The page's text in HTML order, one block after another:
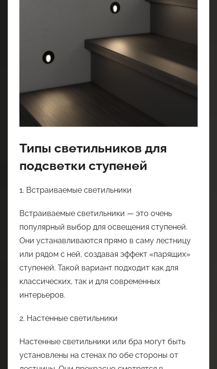
Типы светильников для
подсветки ступеней
1. Встраиваемые светильники
Встраиваемые светильники — это очень
популярный выбор для освещения ступеней.
Они устанавливаются прямо в саму лестницу
или рядом с ней, создавая эффект «парящих»
ступеней. Такой вариант подходит как для
классических, так и для современных
интерьеров.
2. Настенные светильники
Настенные светильники или бра могут быть
установлены на стенах по обе стороны от